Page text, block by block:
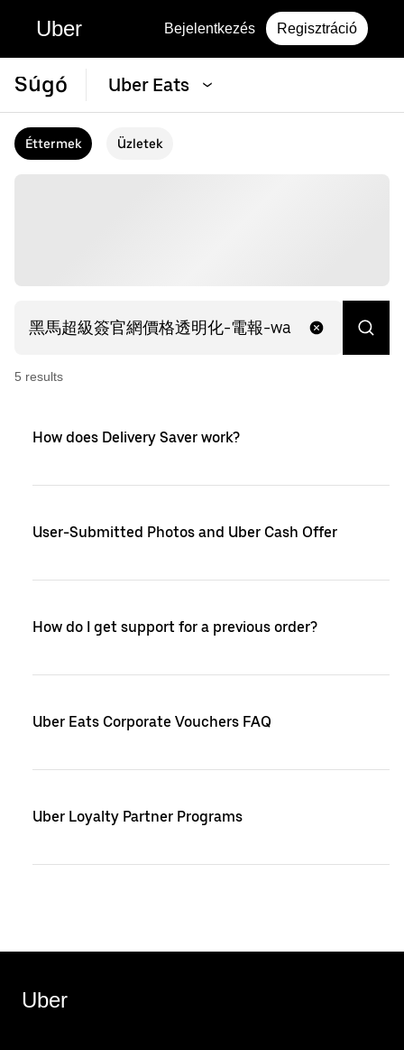
Uber Bejelentkezés Regisztráció
Súgó Uber Eats
Éttermek Üzletek
5 results
How does Delivery Saver work?
User-Submitted Photos and Uber Cash Offer
How do I get support for a previous order?
Uber Eats Corporate Vouchers FAQ
Uber Loyalty Partner Programs
Uber